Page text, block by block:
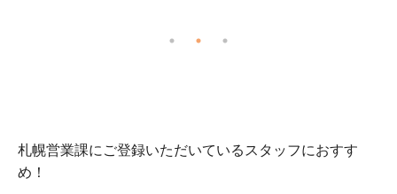
札幌営業課にご登録いただいているスタッフにおすす
め！